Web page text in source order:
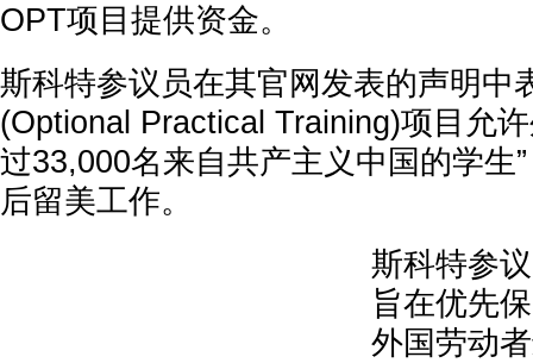
OPT项目提供资金。
斯科特参议员在其官网发表的声明中
(Optional Practical Training)项目允
过33,000名来自共产主义中国的学生
后留美工作。
斯科特参
旨在优先
外国劳动